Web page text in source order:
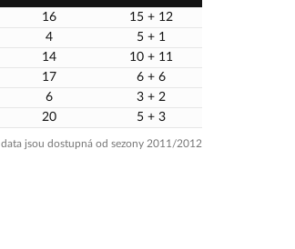
16
15 + 12
4
5 + 1
14
10 + 11
17
6 + 6
6
3 + 2
20 5 + 3
data jsou dostupná od sezony 2011/2012